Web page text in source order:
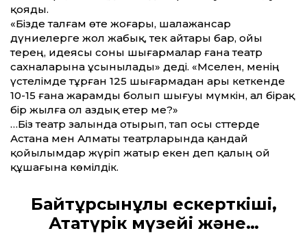
қояды.
«Бізде талғам өте жоғары, шалажансар
дүниелерге жол жабық, тек айтары бар, ойы
терең, идеясы соны шығармалар ғана театр
сахналарына ұсынылады» деді. «Мәселен, менің
үстелімде тұрған 125 шығармадан ары кеткенде
10-15 ғана жарамды болып шығуы мүмкін, ал бірақ
бір жылға ол аздық етер ме?»
…Біз театр залында отырып, тап осы сәттерде
Астана мен Алматы театрларында қандай
қойылымдар жүріп жатыр екен деп қалың ой
құшағына көмілдік.
Байтұрсынұлы ескерткіші,
Ататүрік мүзейі және…